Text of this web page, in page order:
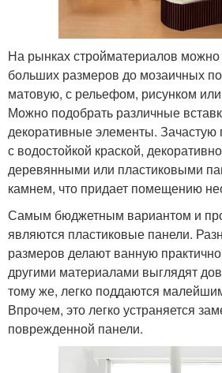
На рынках стройматериалов можно
больших размеров до мозаичных
матовую, с рельефом, рисунком
Можно подобрать различные
декоративные элементы. Зачастую
с водостойкой краской,
деревянными или пластиковыми
камнем, что придает помещению
Самым бюджетным вариантом и
являются пластиковые панели.
размеров делают ванную
другими материалами выглядят
тому же, легко поддаются
Впрочем, это легко устраняется
поврежденной панели.